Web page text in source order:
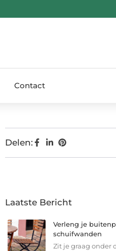
Contact
Delen:
Laatste Bericht
Verleng je
schuifwanden
Zit je graag onder